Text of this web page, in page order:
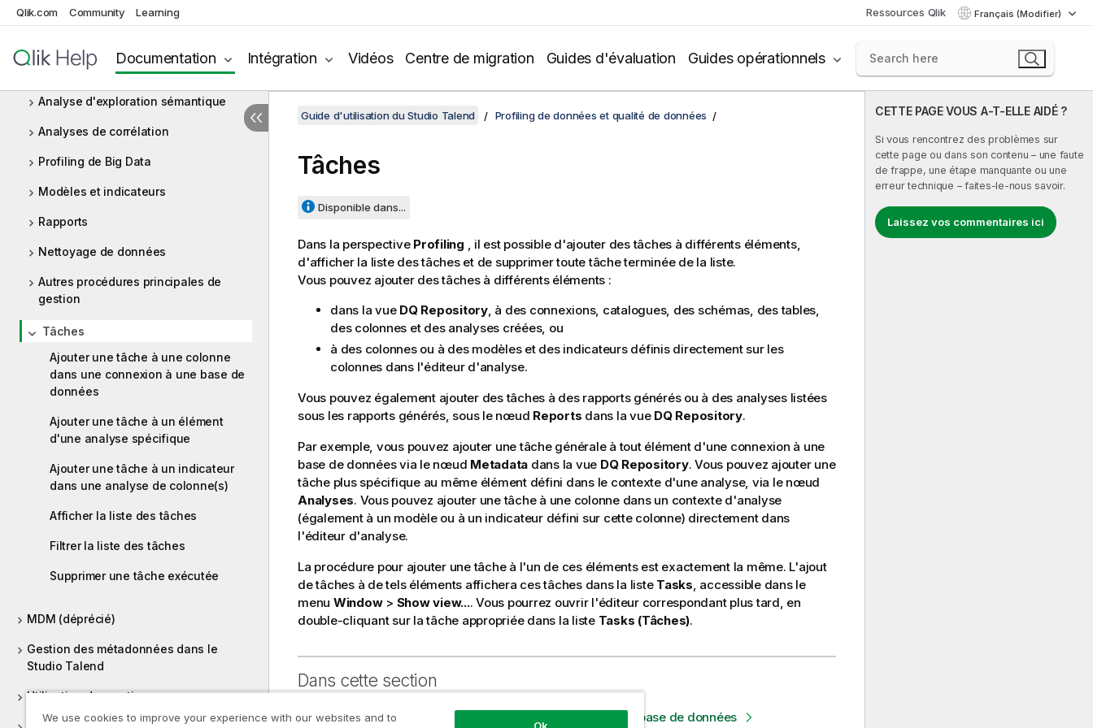
Qlik.com Community Learning Ressources Qlik Français (Modifier)
Documentation Intégration Vidéos Centre de migration Guides d'évaluation Guides opérationnels
Analyses de redondance
Analyses de colonne(s)
Analyse d'exploration sémantique
Analyses de corrélation
Profiling de Big Data
Modèles et indicateurs
Rapports
Nettoyage de données
Autres procédures principales de
gestion
Tâches
Ajouter une tâche à une colonne
dans une connexion à une base de
données
Ajouter une tâche à un élément
d'une analyse spécifique
Ajouter une tâche à un indicateur
dans une analyse de colonne(s)
Afficher la liste des tâches
Filtrer la liste des tâches
Supprimer une tâche exécutée
MDM (déprécié)
Gestion des métadonnées dans le
Studio Talend
Utilisation des routines
CETTE PAGE VOUS A-T-ELLE AIDÉ ?
Si vous rencontrez des problèmes sur
cette page ou dans son contenu – une faute
de frappe, une étape manquante ou une
erreur technique – faites-le-nous savoir.
Laissez vos commentaires ici
Guide d'utilisation du Studio Talend Profiling de données et qualité de données
Tâches
Disponible dans...
Dans la perspective Profiling , il est possible d'ajouter des tâches à différents éléments,
d'afficher la liste des tâches et de supprimer toute tâche terminée de la liste.
Vous pouvez ajouter des tâches à différents éléments :
dans la vue DQ Repository, à des connexions, catalogues, des schémas, des tables,
des colonnes et des analyses créées, ou
à des colonnes ou à des modèles et des indicateurs définis directement sur les
colonnes dans l'éditeur d'analyse.
Vous pouvez également ajouter des tâches à des rapports générés ou à des analyses listées
sous les rapports générés, sous le nœud Reports dans la vue DQ Repository.
Par exemple, vous pouvez ajouter une tâche générale à tout élément d'une connexion à une
base de données via le nœud Metadata dans la vue DQ Repository. Vous pouvez ajouter une
tâche plus spécifique au même élément défini dans le contexte d'une analyse, via le nœud
Analyses. Vous pouvez ajouter une tâche à une colonne dans un contexte d'analyse
(également à un modèle ou à un indicateur défini sur cette colonne) directement dans
l'éditeur d'analyse.
La procédure pour ajouter une tâche à l'un de ces éléments est exactement la même. L'ajout
de tâches à de tels éléments affichera ces tâches dans la liste Tasks, accessible dans le
menu Window> Show view.... Vous pourrez ouvrir l'éditeur correspondant plus tard, en
double-cliquant sur la tâche appropriée dans la liste Tasks (Tâches).
Dans cette section
Ajouter une tâche à une colonne dans une connexion à une base de données
We use cookies to improve your experience with our websites and to